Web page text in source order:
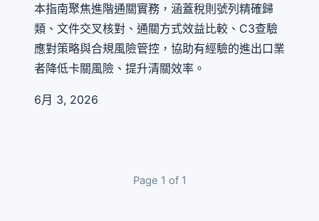
本指南聚焦進階通關實務，涵蓋稅則號列精確歸
類、文件交叉核對、通關方式效益比較、C3查驗
應對策略與合規風險管控，協助有經驗的進出口業
者降低卡關風險、提升清關效率。
6月 3, 2026
Page 1 of 1